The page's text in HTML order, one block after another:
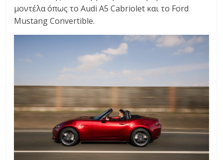
μοντέλα όπως το Audi A5 Cabriolet και το Ford
Mustang Convertible.